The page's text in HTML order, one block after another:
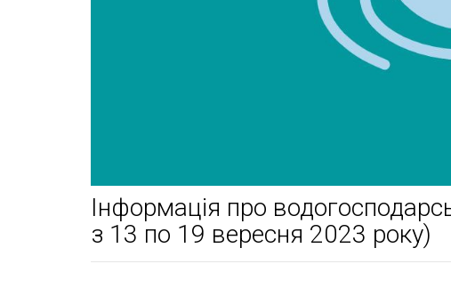
Інформація про
з 13 по 19 вересня 2023 року)